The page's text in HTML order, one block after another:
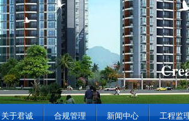
关于君诚 合规管理 新闻中心 工程监